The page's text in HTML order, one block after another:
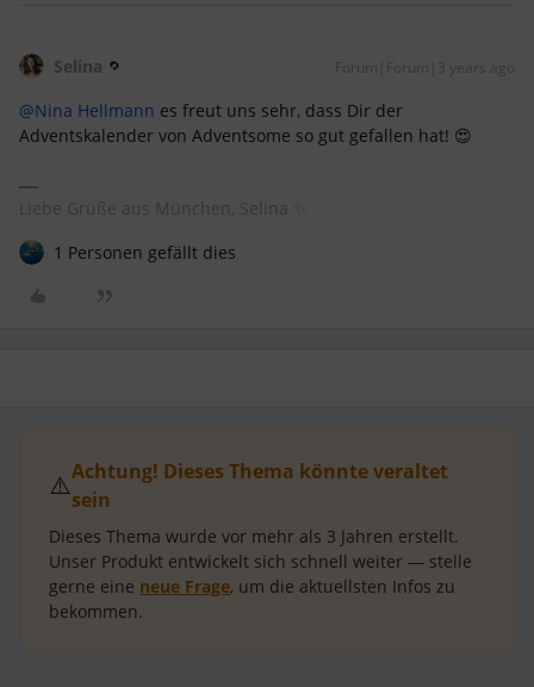
Selina Forum|Forum|3 years ago
@Nina Hellmann es freut uns sehr, dass Dir der
Adventskalender von Adventsome so gut gefallen hat! 😍
Liebe Grüße aus München, Selina ✨
1 Personen gefällt dies
⚠️Achtung! Dieses Thema könnte veraltet
sein
Dieses Thema wurde vor mehr als 3 Jahren erstellt.
Unser Produkt entwickelt sich schnell weiter — stelle
gerne eine neue Frage, um die aktuellsten Infos zu
bekommen.